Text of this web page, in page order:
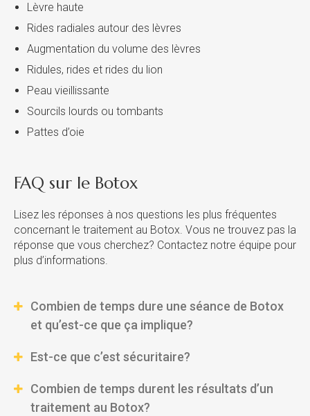
Lèvre haute
Rides radiales autour des lèvres
Augmentation du volume des lèvres
Ridules, rides et rides du lion
Peau vieillissante
Sourcils lourds ou tombants
Pattes d’oie
FAQ sur le Botox
Lisez les réponses à nos questions les plus fréquentes
concernant le traitement au Botox. Vous ne trouvez pas la
réponse que vous cherchez? Contactez notre équipe pour
plus d’informations.
Combien de temps dure une séance de Botox
et qu’est-ce que ça implique?
Est-ce que c’est sécuritaire?
Combien de temps durent les résultats d’un
traitement au Botox?